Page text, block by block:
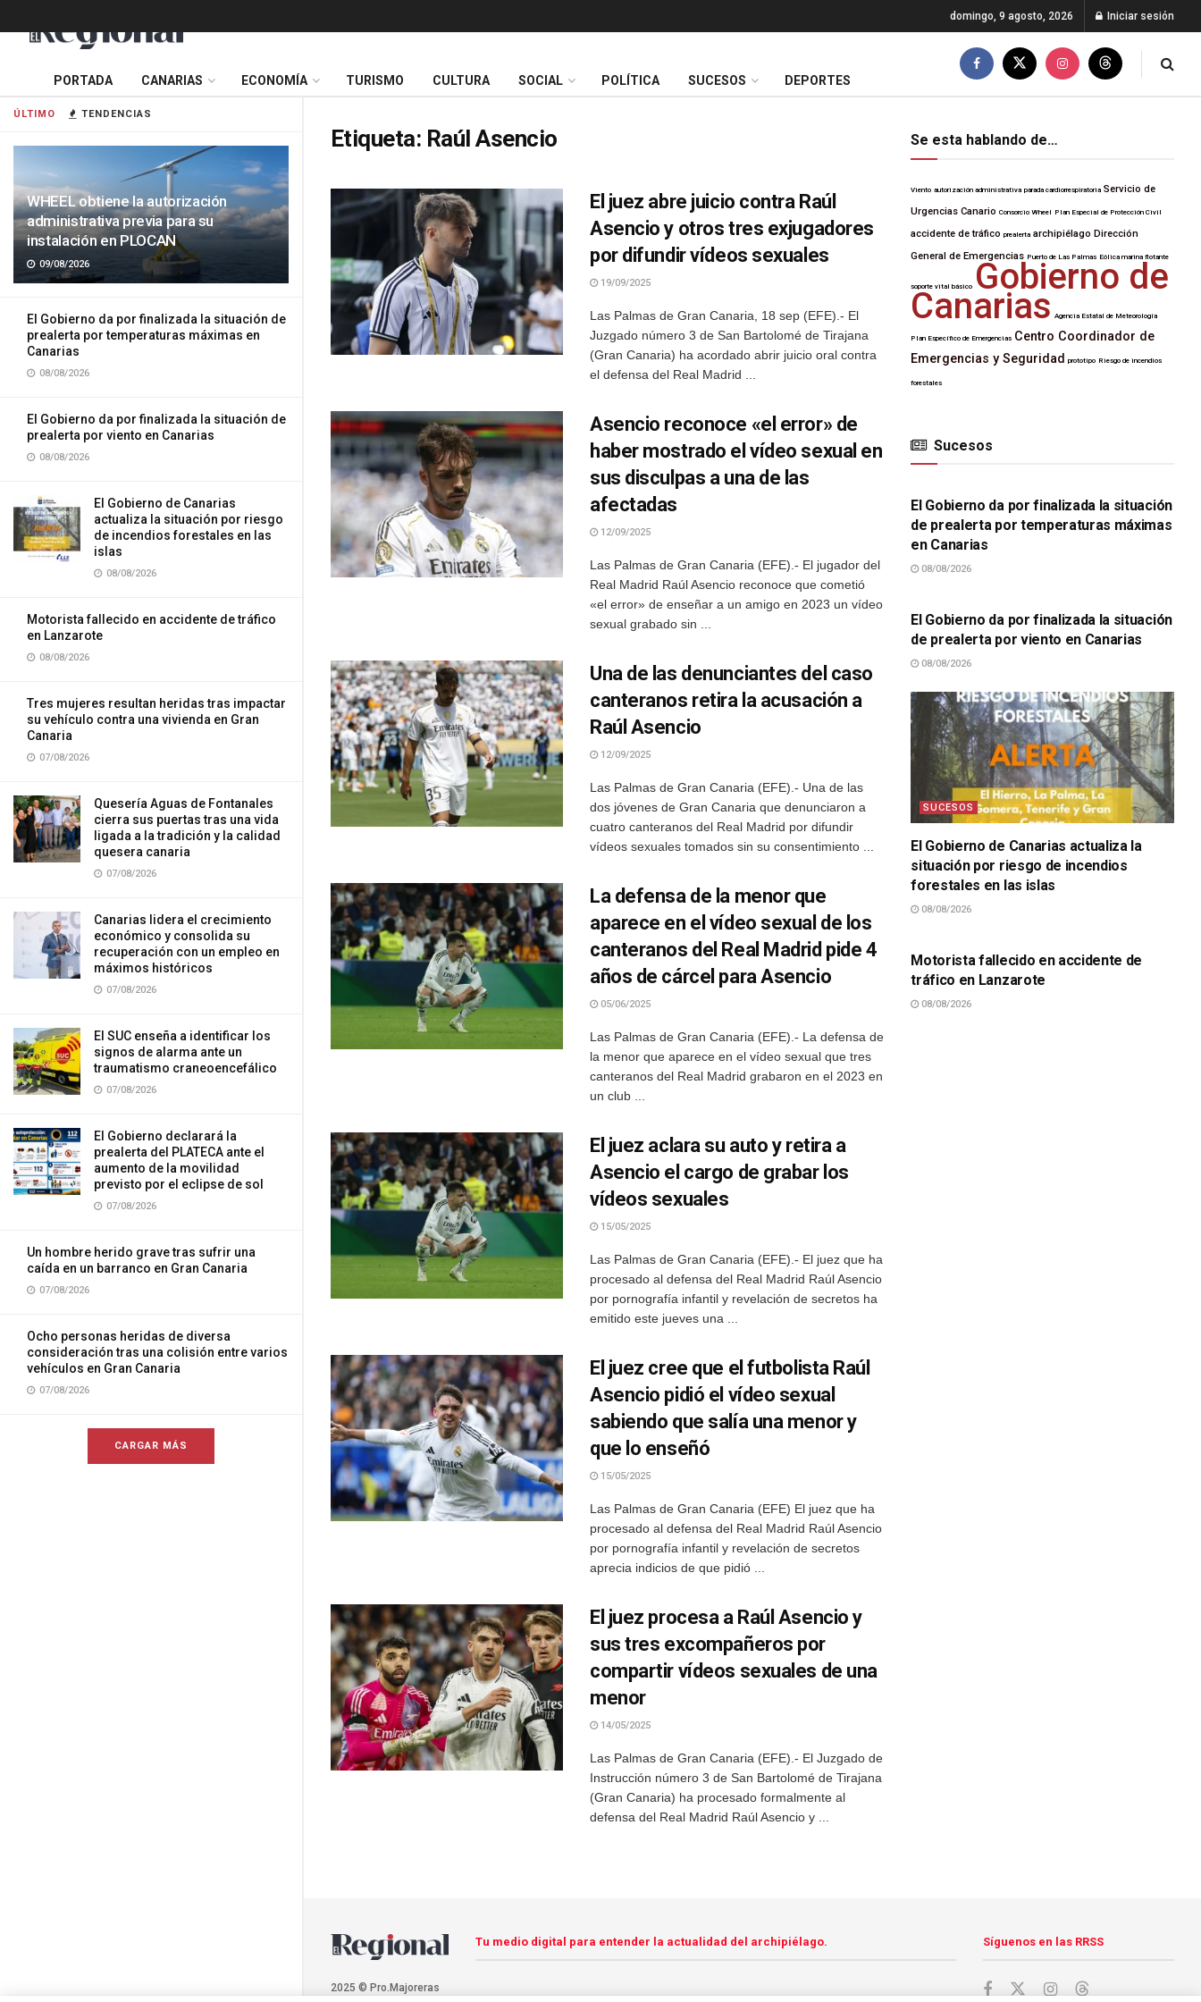
ÚLTIMO TENDENCIAS
WHEEL obtiene la autorización
administrativa previa para su
instalación en PLOCAN
09/08/2026
El Gobierno da por finalizada la situación de
prealerta por temperaturas máximas en
Canarias
08/08/2026
El Gobierno da por finalizada la situación de
prealerta por viento en Canarias
08/08/2026
El Gobierno de Canarias
actualiza la situación por riesgo
de incendios forestales en las
islas
08/08/2026
Motorista fallecido en accidente de tráfico
en Lanzarote
08/08/2026
Tres mujeres resultan heridas tras impactar
su vehículo contra una vivienda en Gran
Canaria
07/08/2026
Quesería Aguas de Fontanales
cierra sus puertas tras una vida
ligada a la tradición y la calidad
quesera canaria
07/08/2026
Canarias lidera el crecimiento
económico y consolida su
recuperación con un empleo en
máximos históricos
07/08/2026
El SUC enseña a identificar los
signos de alarma ante un
traumatismo craneoencefálico
07/08/2026
El Gobierno declarará la
prealerta del PLATECA ante el
aumento de la movilidad
previsto por el eclipse de sol
07/08/2026
Un hombre herido grave tras sufrir una
caída en un barranco en Gran Canaria
07/08/2026
Ocho personas heridas de diversa
consideración tras una colisión entre varios
vehículos en Gran Canaria
07/08/2026
CARGAR MÁS
domingo, 9 agosto, 2026 Iniciar sesión
PORTADA CANARIAS ECONOMÍA TURISMO CULTURA SOCIAL POLÍTICA SUCESOS DEPORTES
Etiqueta: Raúl Asencio
El juez abre juicio contra Raúl
Asencio y otros tres exjugadores
por difundir vídeos sexuales
19/09/2025
Las Palmas de Gran Canaria, 18 sep (EFE).- El
Juzgado número 3 de San Bartolomé de Tirajana
(Gran Canaria) ha acordado abrir juicio oral contra
el defensa del Real Madrid ...
Asencio reconoce «el error» de
haber mostrado el vídeo sexual en
sus disculpas a una de las
afectadas
12/09/2025
Las Palmas de Gran Canaria (EFE).- El jugador del
Real Madrid Raúl Asencio reconoce que cometió
«el error» de enseñar a un amigo en 2023 un vídeo
sexual grabado sin ...
Una de las denunciantes del caso
canteranos retira la acusación a
Raúl Asencio
12/09/2025
Las Palmas de Gran Canaria (EFE).- Una de las
dos jóvenes de Gran Canaria que denunciaron a
cuatro canteranos del Real Madrid por difundir
vídeos sexuales tomados sin su consentimiento ...
La defensa de la menor que
aparece en el vídeo sexual de los
canteranos del Real Madrid pide 4
años de cárcel para Asencio
05/06/2025
Las Palmas de Gran Canaria (EFE).- La defensa de
la menor que aparece en el vídeo sexual que tres
canteranos del Real Madrid grabaron en el 2023 en
un club ...
El juez aclara su auto y retira a
Asencio el cargo de grabar los
vídeos sexuales
15/05/2025
Las Palmas de Gran Canaria (EFE).- El juez que ha
procesado al defensa del Real Madrid Raúl Asencio
por pornografía infantil y revelación de secretos ha
emitido este jueves una ...
El juez cree que el futbolista Raúl
Asencio pidió el vídeo sexual
sabiendo que salía una menor y
que lo enseñó
15/05/2025
Las Palmas de Gran Canaria (EFE) El juez que ha
procesado al defensa del Real Madrid Raúl Asencio
por pornografía infantil y revelación de secretos
aprecia indicios de que pidió ...
El juez procesa a Raúl Asencio y
sus tres excompañeros por
compartir vídeos sexuales de una
menor
14/05/2025
Las Palmas de Gran Canaria (EFE).- El Juzgado de
Instrucción número 3 de San Bartolomé de Tirajana
(Gran Canaria) ha procesado formalmente al
defensa del Real Madrid Raúl Asencio y ...
Se esta hablando de…
Viento autorización administrativa parada cardiorrespiratoria Servicio de
Urgencias Canario Consorcio Wheel Plan Especial de Protección Civil
accidente de tráfico prealerta archipiélago Dirección
General de Emergencias Puerto de Las Palmas Eólica marina flotante
soporte vital básico Gobierno de
Canarias Agencia Estatal de Meteorología
Plan Específico de Emergencias Centro Coordinador de
Emergencias y Seguridad prototipo Riesgo de incendios
forestales
Sucesos
SUCESOS
El Gobierno da por finalizada la situación
de prealerta por temperaturas máximas
en Canarias
08/08/2026
El Gobierno da por finalizada la situación
de prealerta por viento en Canarias
08/08/2026
SUCESOS
El Gobierno de Canarias actualiza la
situación por riesgo de incendios
forestales en las islas
08/08/2026
Motorista fallecido en accidente de
tráfico en Lanzarote
08/08/2026
2025 © Pro.Majoreras
Tu medio digital para entender la actualidad del archipiélago. Síguenos en las RRSS